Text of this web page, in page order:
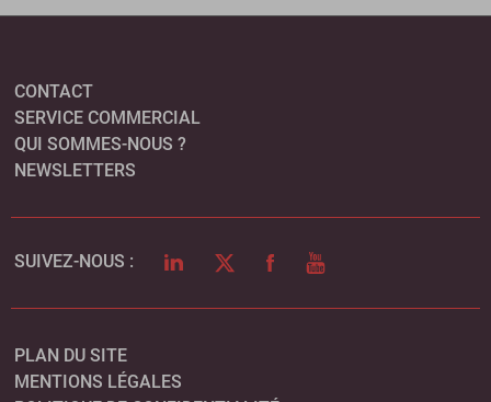
CONTACT
SERVICE COMMERCIAL
QUI SOMMES-NOUS ?
NEWSLETTERS
SUIVEZ-NOUS : LINKEDINTWITTERFACEBOOK
YOUTUBE
PLAN DU SITE
MENTIONS LÉGALES